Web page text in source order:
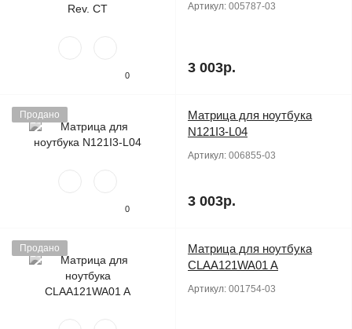
0
Артикул: 005787-03
3 003р.
Продано
0
Матрица для ноутбука
N121I3-L04
Артикул: 006855-03
3 003р.
Продано
Матрица для ноутбука
CLAA121WA01 A
Артикул: 001754-03